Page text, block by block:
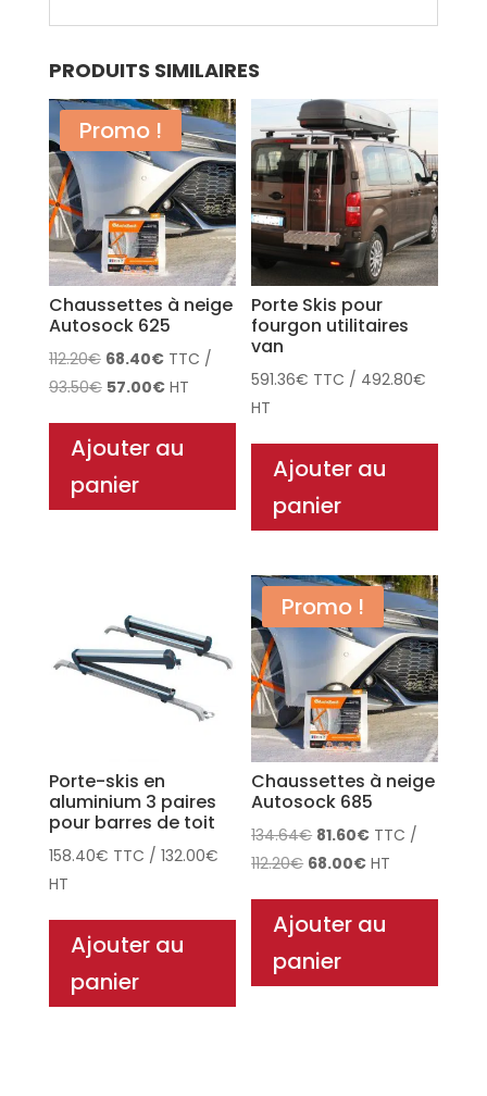
PRODUITS SIMILAIRES
Promo !
Chaussettes à neige
Autosock 625
112.20€ Le
prix
était :
112.20€.
68.40€Le
prix
est :
TTC /
93.50€ Le
initial
était :
93.50€.
57.00€Le
actuel
HT
Ajouter au
panier
Porte Skis pour
fourgon utilitaires
van
591.36€ TTC / 492.80€
HT
Ajouter au
panier
Porte-skis en
aluminium 3 paires
pour barres de toit
158.40€ TTC / 132.00€
HT
Ajouter au
panier
Promo !
Chaussettes à neige
Autosock 685
134.64€ Le
prix
était :
134.64€.
81.60€Le
prix
est :
TTC /
112.20€ Le
initial
était :
112.20€.
68.00€Le
actuel
HT
Ajouter au
panier